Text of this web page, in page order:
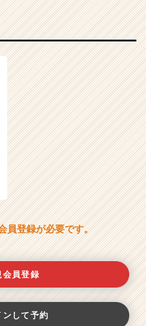
員登録が必要です。
会員登録
ンして予約